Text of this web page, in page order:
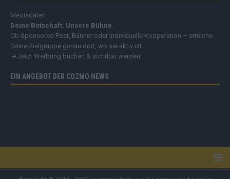
Mediadaten
Deine Botschaft. Unsere Bühne.
Ob Sponsored Post, Banner oder individuelle Kooperation – erreiche
Deine Zielgruppe genau dort, wo sie aktiv ist.
➔ Jetzt Werbung buchen & sichtbar werden!
EIN ANGEBOT DER COZMO NEWS